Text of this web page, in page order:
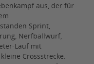
aus, der für
Sprint,
Nerfballwurf,
Lauf mit
Crossstrecke.